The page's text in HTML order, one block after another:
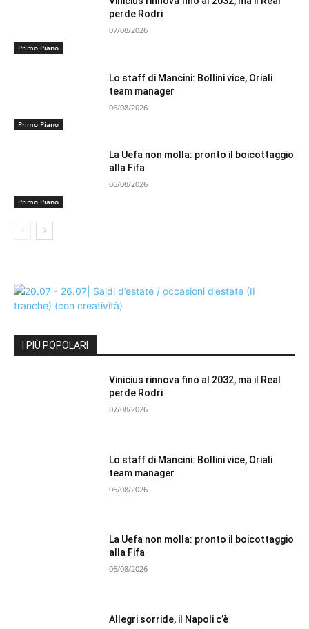
Primo Piano
perde Rodri
07/08/2026
Primo Piano
Lo staff di Mancini: Bollini vice, Oriali
team manager
06/08/2026
Primo Piano
La Uefa non molla: pronto il boicottaggio
alla Fifa
06/08/2026
I PIÙ POPOLARI
Vinicius rinnova fino al 2032, ma il Real
perde Rodri
07/08/2026
Lo staff di Mancini: Bollini vice, Oriali
team manager
06/08/2026
La Uefa non molla: pronto il boicottaggio
alla Fifa
06/08/2026
Allegri sorride, il Napoli c’è